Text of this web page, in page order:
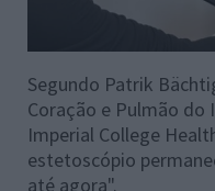
Segundo Patrik
Coração e Pulmão do
Imperial College
estetoscópio
até agora".